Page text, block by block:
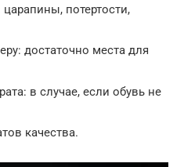
потертости,
достаточно места для
в случае, если обувь не
качества.